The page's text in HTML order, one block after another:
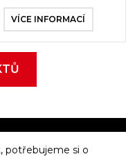
VÍCE INFORMACÍ
potřebujeme si o